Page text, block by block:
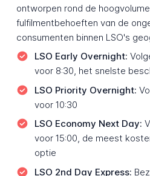
ontworpen rond de
fulfilmentbehoeften van de
consumenten binnen LSO's
LSO Early Overnight:
voor 8:30, het snelste
LSO Priority Overnight:
voor 10:30
LSO Economy Next Day:
voor 15:00, de meest
optie
LSO 2nd Day Express: